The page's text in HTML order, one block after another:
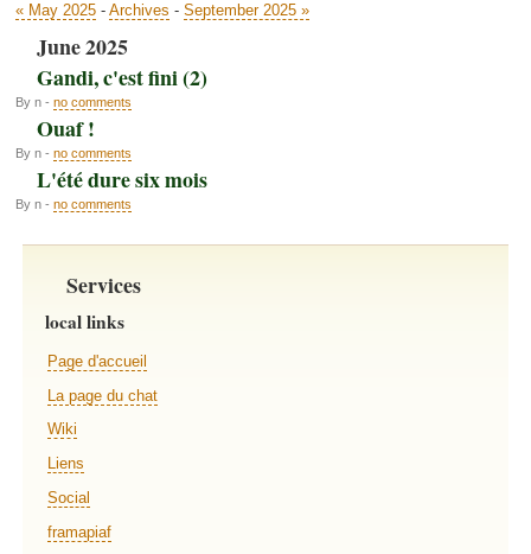
« May 2025 - Archives - September 2025 »
June 2025
Gandi, c'est fini (2)
By n - no comments
Ouaf !
By n - no comments
L'été dure six mois
By n - no comments
Services
local links
Page d'accueil
La page du chat
Wiki
Liens
Social
framapiaf